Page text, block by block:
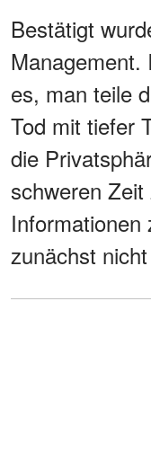
Bestätigt
Management.
es, man teile
Tod mit tiefer
die
schweren
Informationen
zunächst